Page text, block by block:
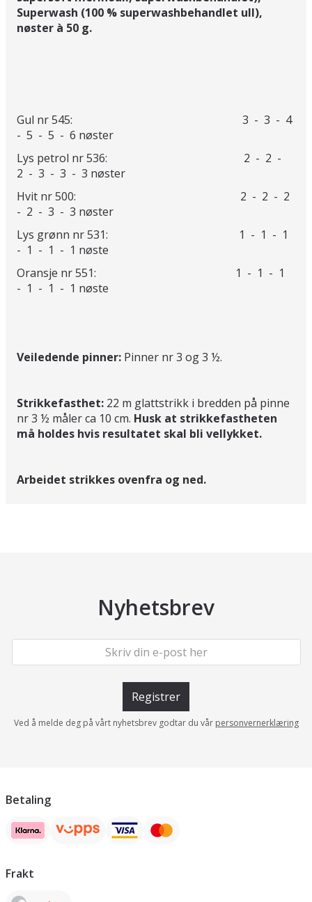
Superwash (100 % superwashbehandlet ull),
nøster à 50 g.
Gul nr 545: 3 - 3 - 4
- 5 - 5 - 6 nøster
Lys petrol nr 536: 2 - 2 -
2 - 3 - 3 - 3 nøster
Hvit nr 500: 2 - 2 - 2
- 2 - 3 - 3 nøster
Lys grønn nr 531: 1 - 1 - 1
- 1 - 1 - 1 nøste
Oransje nr 551: 1 - 1 - 1
- 1 - 1 - 1 nøste
Veiledende pinner: Pinner nr 3 og 3 ½.
Strikkefasthet: 22 m glattstrikk i bredden på pinne
nr 3 ½ måler ca 10 cm. Husk at strikkefastheten
må holdes hvis resultatet skal bli vellykket.
Arbeidet strikkes ovenfra og ned.
Nyhetsbrev
Registrer
Ved å melde deg på vårt nyhetsbrev godtar du vår personvernerklæring
Betaling
Frakt